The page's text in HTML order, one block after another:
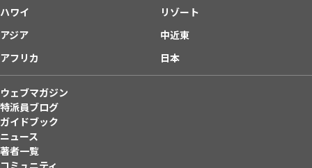
ハワイ
リゾート
アジア
中近東
アフリカ
日本
ウェブマガジン
特派員ブログ
ガイドブック
ニュース
著者一覧
コミュニティ